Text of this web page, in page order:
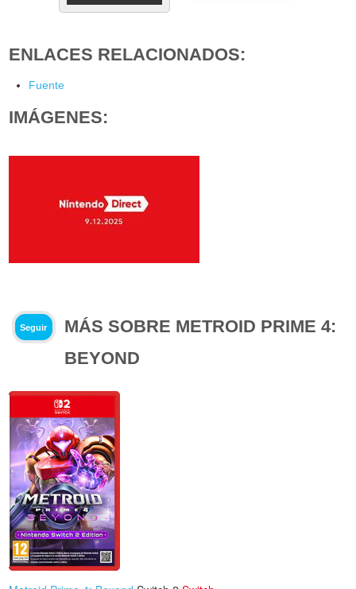
ENLACES RELACIONADOS:
Fuente
IMÁGENES:
Seguir
MÁS SOBRE METROID PRIME 4:
BEYOND